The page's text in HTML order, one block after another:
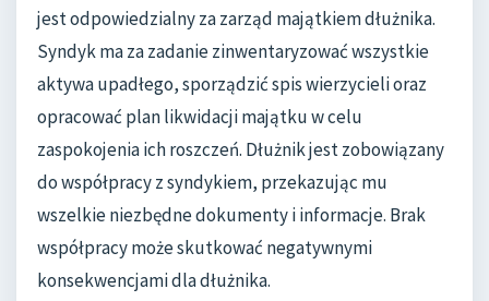
jest odpowiedzialny za zarząd majątkiem dłużnika.
Syndyk ma za zadanie zinwentaryzować wszystkie
aktywa upadłego, sporządzić spis wierzycieli oraz
opracować plan likwidacji majątku w celu
zaspokojenia ich roszczeń. Dłużnik jest zobowiązany
do współpracy z syndykiem, przekazując mu
wszelkie niezbędne dokumenty i informacje. Brak
współpracy może skutkować negatywnymi
konsekwencjami dla dłużnika.